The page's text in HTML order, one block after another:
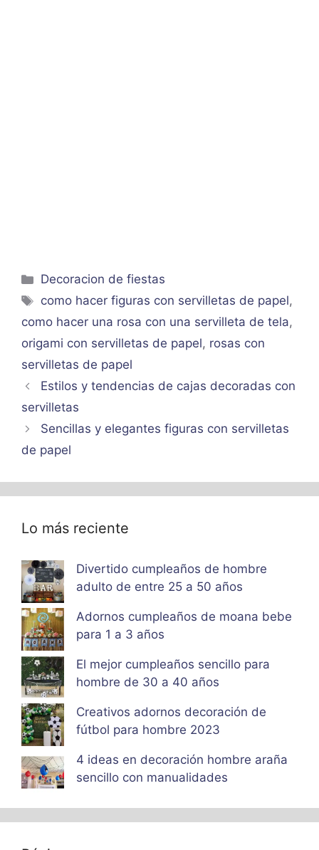
Categorías
Decoracion de fiestas
Etiquetas
como hacer figuras con servilletas de papel,
como hacer una rosa con una servilleta de tela,
origami con servilletas de papel, rosas con
servilletas de papel
Estilos y tendencias de cajas decoradas con
servilletas
Sencillas y elegantes figuras con servilletas
de papel
Lo más reciente
Divertido cumpleaños de hombre
adulto de entre 25 a 50 años
Adornos cumpleaños de moana bebe
para 1 a 3 años
El mejor cumpleaños sencillo para
hombre de 30 a 40 años
Creativos adornos decoración de
fútbol para hombre 2023
4 ideas en decoración hombre araña
sencillo con manualidades